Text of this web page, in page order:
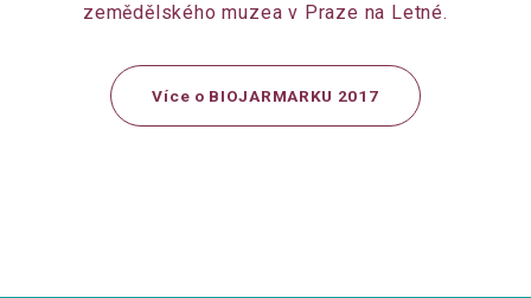
zemědělského muzea v Praze na Letné.
Více o BIOJARMARKU 2017